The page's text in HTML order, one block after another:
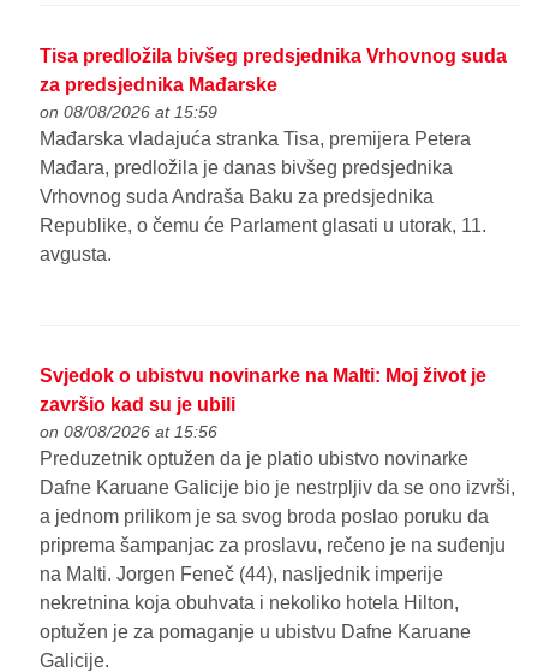
Tisa predložila bivšeg predsjednika Vrhovnog suda
za predsjednika Mađarske
on 08/08/2026 at 15:59
Mađarska vladajuća stranka Tisa, premijera Petera
Mađara, predložila je danas bivšeg predsjednika
Vrhovnog suda Andraša Baku za predsjednika
Republike, o čemu će Parlament glasati u utorak, 11.
avgusta.
Svjedok o ubistvu novinarke na Malti: Moj život je
završio kad su je ubili
on 08/08/2026 at 15:56
Preduzetnik optužen da je platio ubistvo novinarke
Dafne Karuane Galicije bio je nestrpljiv da se ono izvrši,
a jednom prilikom je sa svog broda poslao poruku da
priprema šampanjac za proslavu, rečeno je na suđenju
na Malti. Jorgen Feneč (44), nasljednik imperije
nekretnina koja obuhvata i nekoliko hotela Hilton,
optužen je za pomaganje u ubistvu Dafne Karuane
Galicije.